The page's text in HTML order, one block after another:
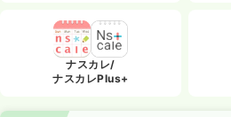
ナスカレ/
ナスカレPlus+